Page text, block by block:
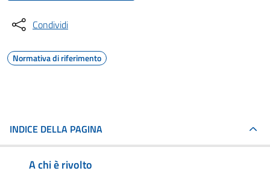
Condividi
Normativa di riferimento
INDICE DELLA PAGINA
A chi è rivolto